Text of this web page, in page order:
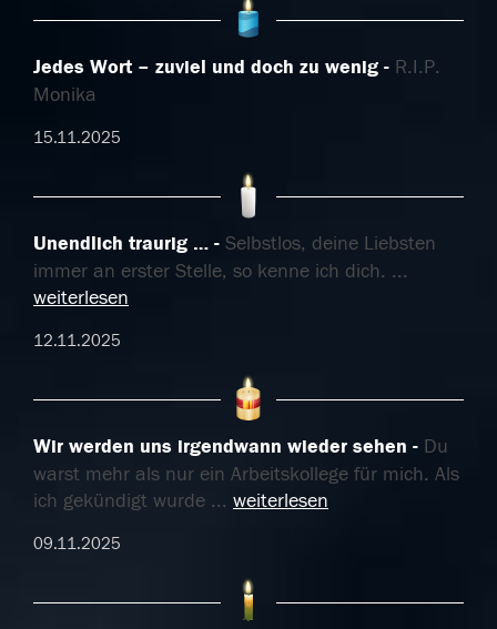
Jedes Wort – zuviel und doch zu wenig
R.I.P.
Monika
15.11.2025
Unendlich traurig …
Selbstlos, deine Liebsten
immer an erster Stelle, so kenne ich dich. ...
weiterlesen
12.11.2025
Wir werden uns irgendwann wieder sehen
Du
warst mehr als nur ein Arbeitskollege für mich. Als
ich gekündigt wurde ... weiterlesen
09.11.2025